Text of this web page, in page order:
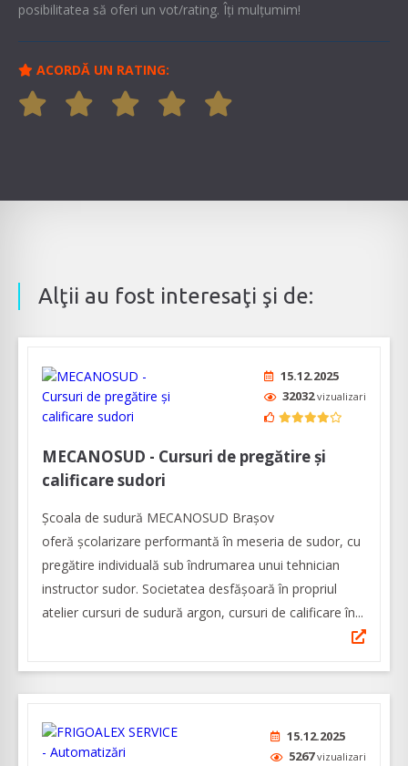
posibilitatea să oferi un vot/rating. Îți mulțumim!
ACORDĂ UN RATING:
Alţii au fost interesaţi şi de:
15.12.2025
32032vizualizari
MECANOSUD - Cursuri de pregătire și
calificare sudori
Școala de sudură MECANOSUD Braşov
oferă şcolarizare performantă în meseria de sudor, cu
pregătire individuală sub îndrumarea unui tehnician
instructor sudor. Societatea desfășoară în propriul
atelier cursuri de sudură argon, cursuri de calificare în...
15.12.2025
5267vizualizari